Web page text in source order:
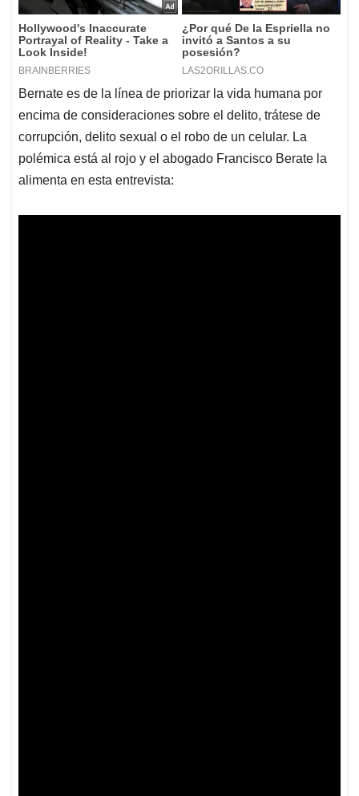
Bernate es de la línea de priorizar la vida humana por
encima de consideraciones sobre el delito, trátese de
corrupción, delito sexual o el robo de un celular. La
polémica está al rojo y el abogado Francisco Berate la
alimenta en esta entrevista: